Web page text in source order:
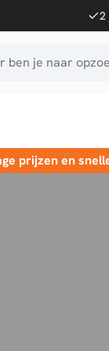
2
ben je naar
prijzen en